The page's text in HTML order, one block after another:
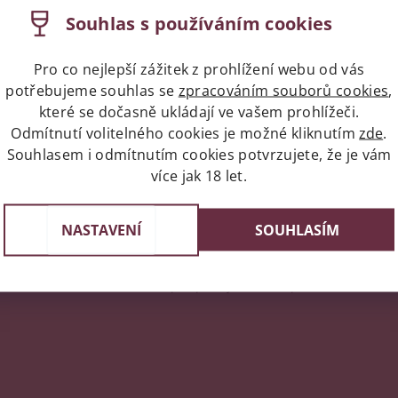
prodávat značkové nápoje s koněm a kočárem ve znaku.
které jsou vyrobeny z opravdového ovoce. Jsou
Jedná se ideální doplněk do alkoholických i
úžasnou všestrannost a jsou také ideální pro
příspěvek k této položce.
uživatelé mohou vkládat příspěvky. Prosím
Souhlas s používáním cookies
Pro co nejlepší zážitek z prohlížení webu od vás
potřebujeme souhlas se zpracováním souborů cookies,
které se dočasně ukládají ve vašem prohlížeči.
Odmítnutí volitelného cookies je možné kliknutím zde.
Souhlasem i odmítnutím cookies potvrzujete, že je vám
více jak 18 let.
NASTAVENÍ SOUHLASÍM